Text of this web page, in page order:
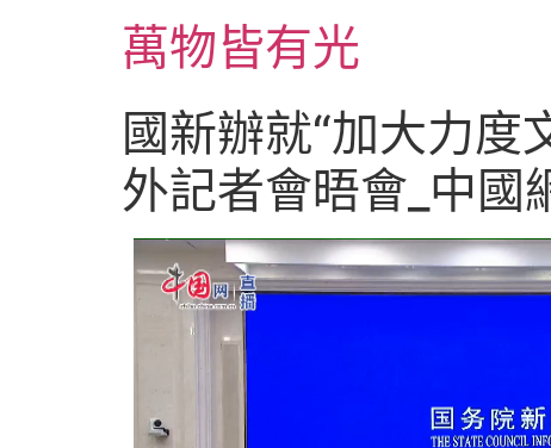
萬物皆有光
國新辦就“加大力度
外記者會晤會_中國